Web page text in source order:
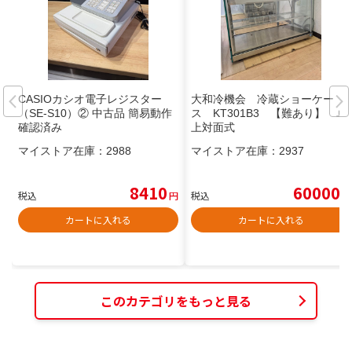
CASIOカシオ電子レジスター
（SE-S10）② 中古品 簡易動作
確認済み
マイストア在庫： 2988
税込 8410円
カートに入れる
大和冷機会 冷蔵ショーケー
ス KT301B3 【難あり】 卓
上対面式
マイストア在庫： 2937
税込 60000
カートに入れる
このカテゴリをもっと見る